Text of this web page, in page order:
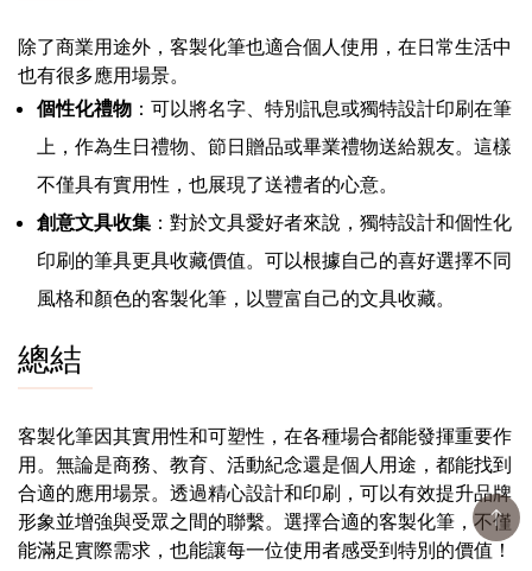
除了商業用途外，客製化筆也適合個人使用，在日常生活中
也有很多應用場景。
個性化禮物 ：可以將名字、特別訊息或獨特設計印刷在筆
上，作為生日禮物、節日贈品或畢業禮物送給親友。這樣
不僅具有實用性，也展現了送禮者的心意。
創意文具收集 ：對於文具愛好者來說，獨特設計和個性化
印刷的筆具更具收藏價值。可以根據自己的喜好選擇不同
風格和顏色的客製化筆，以豐富自己的文具收藏。
總結
客製化筆因其實用性和可塑性，在各種場合都能發揮重要作
用。無論是商務、教育、活動紀念還是個人用途，都能找到
合適的應用場景。透過精心設計和印刷，可以有效提升品牌
形象並增強與受眾之間的聯繫。選擇合適的客製化筆，不僅
能滿足實際需求，也能讓每一位使用者感受到特別的價值！